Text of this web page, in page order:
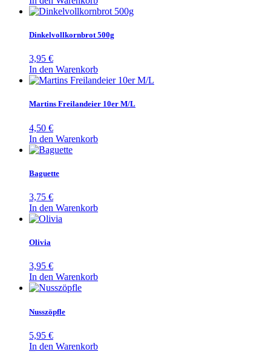
Dinkelvollkornbrot 500g
3,95 €
In den Warenkorb
Martins Freilandeier 10er M/L
4,50 €
In den Warenkorb
Baguette
3,75 €
In den Warenkorb
Olivia
3,95 €
In den Warenkorb
Nusszöpfle
5,95 €
In den Warenkorb